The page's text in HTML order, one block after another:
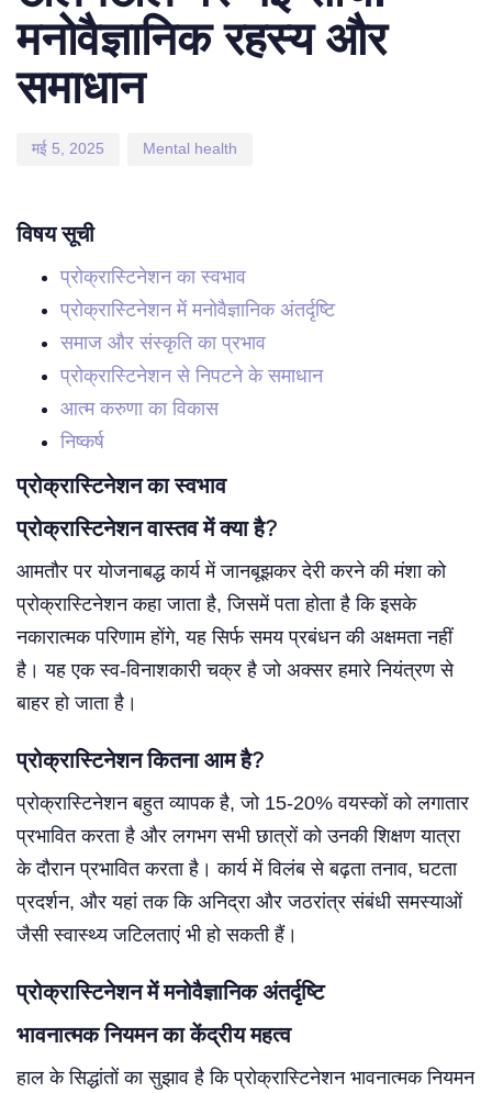
मनोवैज्ञानिक रहस्य और
समाधान
मई 5, 2025 Mental health
विषय सूची
प्रोक्रास्टिनेशन का स्वभाव
प्रोक्रास्टिनेशन में मनोवैज्ञानिक अंतर्दृष्टि
समाज और संस्कृति का प्रभाव
प्रोक्रास्टिनेशन से निपटने के समाधान
आत्म करुणा का विकास
निष्कर्ष
प्रोक्रास्टिनेशन का स्वभाव
प्रोक्रास्टिनेशन वास्तव में क्या है?
आमतौर पर योजनाबद्ध कार्य में जानबूझकर देरी करने की मंशा को
प्रोक्रास्टिनेशन कहा जाता है, जिसमें पता होता है कि इसके
नकारात्मक परिणाम होंगे, यह सिर्फ समय प्रबंधन की अक्षमता नहीं
है। यह एक स्व-विनाशकारी चक्र है जो अक्सर हमारे नियंत्रण से
बाहर हो जाता है।
प्रोक्रास्टिनेशन कितना आम है?
प्रोक्रास्टिनेशन बहुत व्यापक है, जो 15-20% वयस्कों को लगातार
प्रभावित करता है और लगभग सभी छात्रों को उनकी शिक्षण यात्रा
के दौरान प्रभावित करता है। कार्य में विलंब से बढ़ता तनाव, घटता
प्रदर्शन, और यहां तक कि अनिद्रा और जठरांत्र संबंधी समस्याओं
जैसी स्वास्थ्य जटिलताएं भी हो सकती हैं।
प्रोक्रास्टिनेशन में मनोवैज्ञानिक अंतर्दृष्टि
भावनात्मक नियमन का केंद्रीय महत्व
हाल के सिद्धांतों का सुझाव है कि प्रोक्रास्टिनेशन भावनात्मक नियमन